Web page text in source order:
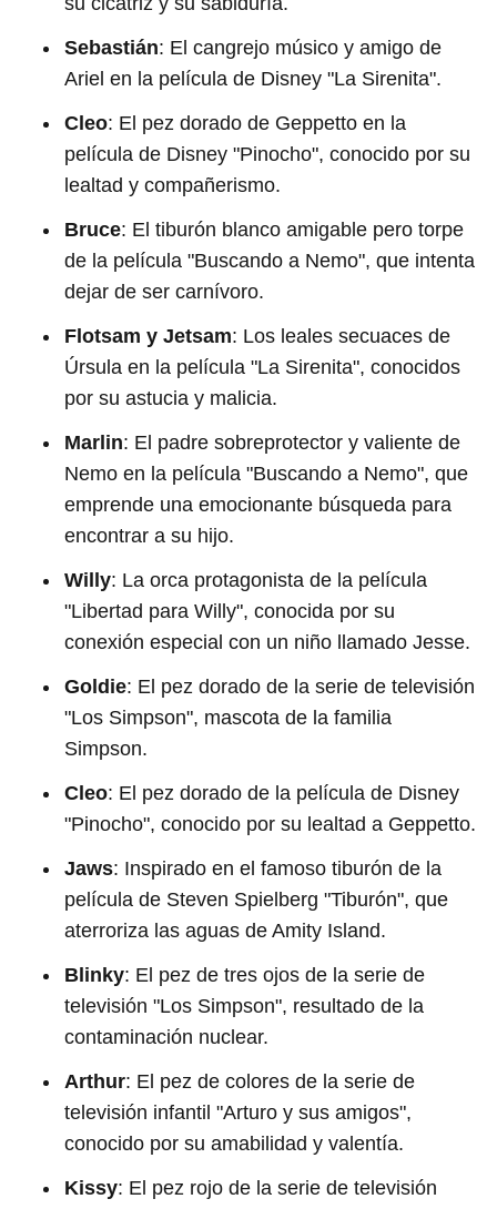
Sebastián: El cangrejo músico y amigo de
Ariel en la película de Disney "La Sirenita".
Cleo: El pez dorado de Geppetto en la
película de Disney "Pinocho", conocido por su
lealtad y compañerismo.
Bruce: El tiburón blanco amigable pero torpe
de la película "Buscando a Nemo", que intenta
dejar de ser carnívoro.
Flotsam y Jetsam: Los leales secuaces de
Úrsula en la película "La Sirenita", conocidos
por su astucia y malicia.
Marlin: El padre sobreprotector y valiente de
Nemo en la película "Buscando a Nemo", que
emprende una emocionante búsqueda para
encontrar a su hijo.
Willy: La orca protagonista de la película
"Libertad para Willy", conocida por su
conexión especial con un niño llamado Jesse.
Goldie: El pez dorado de la serie de televisión
"Los Simpson", mascota de la familia
Simpson.
Cleo: El pez dorado de la película de Disney
"Pinocho", conocido por su lealtad a Geppetto.
Jaws: Inspirado en el famoso tiburón de la
película de Steven Spielberg "Tiburón", que
aterroriza las aguas de Amity Island.
Blinky: El pez de tres ojos de la serie de
televisión "Los Simpson", resultado de la
contaminación nuclear.
Arthur: El pez de colores de la serie de
televisión infantil "Arturo y sus amigos",
conocido por su amabilidad y valentía.
Kissy: El pez rojo de la serie de televisión